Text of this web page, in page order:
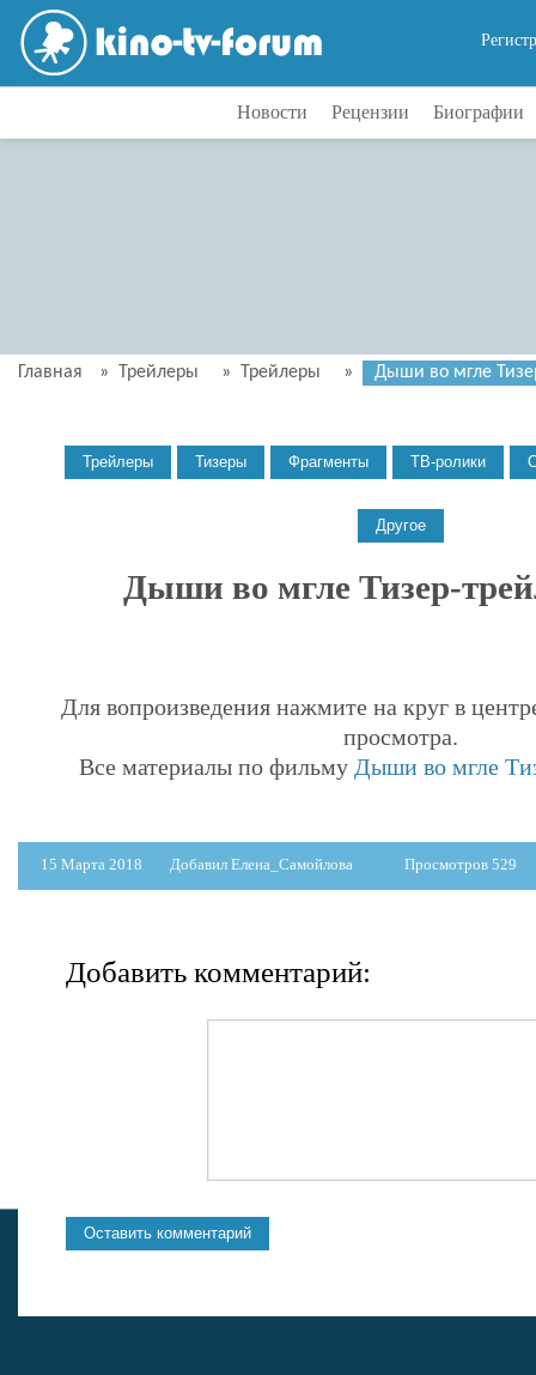
Новости Рецензии Биографии
Главная » Трейлеры » Трейлеры » Дыши во мгле
Дыши во мгле Тизер-
Для вопроизведения нажмите на круг в
просмотра.
Все материалы по фильму Дыши во мгле
15 Марта 2018 Добавил Елена_Самойлова Просмотров 529
Добавить комментарий: